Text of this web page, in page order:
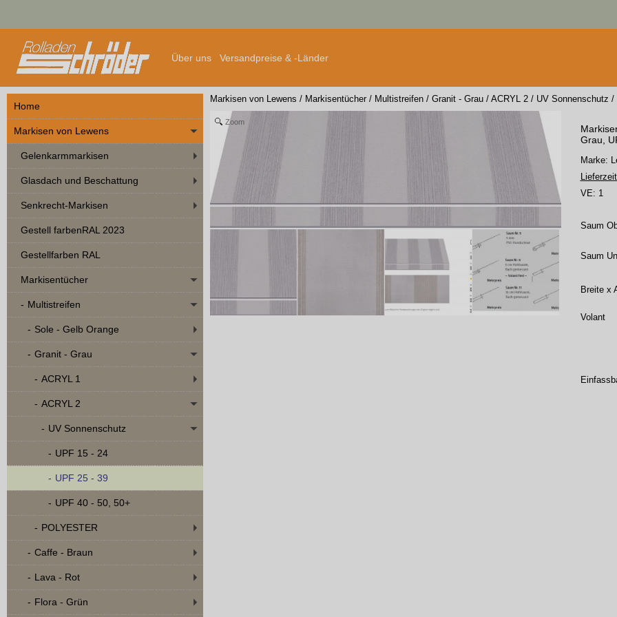
Über uns Versandpreise & -Länder
Home
Markisen von Lewens
Gelenkarmmarkisen
Glasdach und Beschattung
Senkrecht-Markisen
Gestell farbenRAL 2023
Gestellfarben RAL
Markisentücher
Multistreifen
Sole - Gelb Orange
Granit - Grau
ACRYL 1
ACRYL 2
UV Sonnenschutz
UPF 15 - 24
UPF 25 - 39
UPF 40 - 50, 50+
POLYESTER
Caffe - Braun
Lava - Rot
Flora - Grün
Markisen von Lewens / Markisentücher / Multistreifen / Granit - Grau / ACRYL 2 / UV Sonnenschutz /
Zoom
Grau,
Marke:
VE: 1
Saum
Saum
Breite x
Volant